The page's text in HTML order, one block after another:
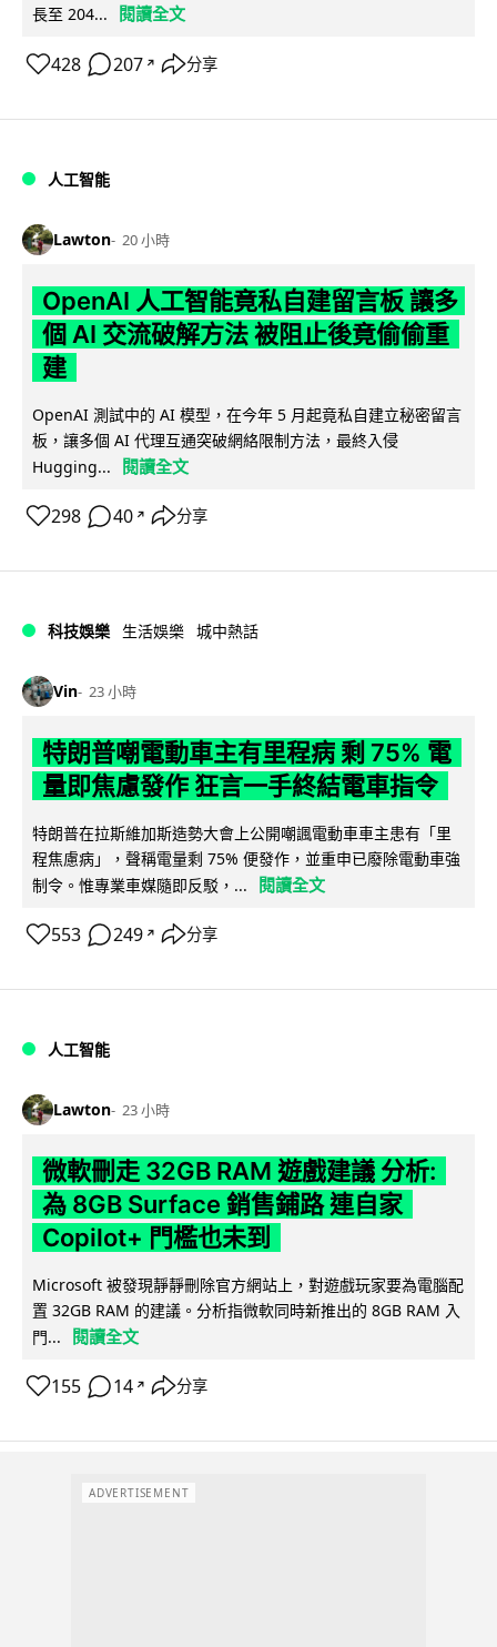
長至 204...
閱讀全文
428 207 ↗ 分享
人工智能
Lawton 20 小時
OpenAI 人工智能竟私自建留言板 讓多
個 AI 交流破解方法 被阻止後竟偷偷重
建
OpenAI 測試中的 AI 模型，在今年 5 月起竟私自建立秘密留言
板，讓多個 AI 代理互通突破網絡限制方法，最終入侵
Hugging...
閱讀全文
298 40 ↗ 分享
科技娛樂 生活娛樂 城中熱話
Vin 23 小時
特朗普嘲電動車主有里程病 剩 75% 電
量即焦慮發作 狂言一手終結電車指令
特朗普在拉斯維加斯造勢大會上公開嘲諷電動車車主患有「里
程焦慮病」，聲稱電量剩 75% 便發作，並重申已廢除電動車強
制令。惟專業車媒隨即反駁，...
閱讀全文
553 249 ↗ 分享
人工智能
Lawton 23 小時
微軟刪走 32GB RAM 遊戲建議 分析:
為 8GB Surface 銷售鋪路 連自家
Copilot+ 門檻也未到
Microsoft 被發現靜靜刪除官方網站上，對遊戲玩家要為電腦配
置 32GB RAM 的建議。分析指微軟同時新推出的 8GB RAM 入
門...
閱讀全文
155 14 ↗ 分享
ADVERTISEMENT